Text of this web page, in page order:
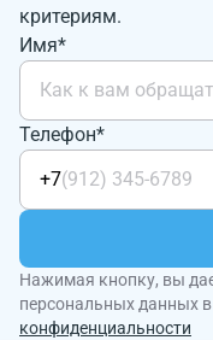
критериям.
Имя*
Телефон*
+7
Нажимая кнопку, вы
персональных данных в
конфиденциальности